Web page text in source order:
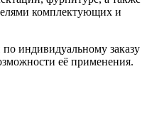
комплектующих и
индивидуальному заказу
её применения.